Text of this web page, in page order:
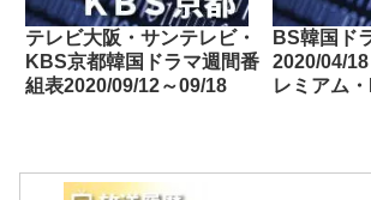
テレビ大阪・サンテレビ・
KBS京都韓国ドラマ週間番
組表2020/09/12～09/18
BS韓国ド
2020/04/
レミアム